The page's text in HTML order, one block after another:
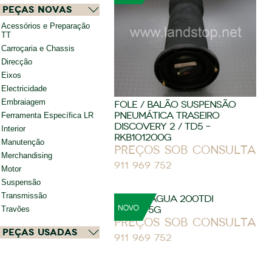
Peças Novas
Acessórios e Preparação
TT
Carroçaria e Chassis
Direcção
Eixos
Electricidade
Embraiagem
Ferramenta Específica LR
Interior
Manutenção
Merchandising
Motor
Suspensão
Transmissão
Travões
Peças Usadas
FOLE / BALÃO SUSPENSÃO
PNEUMÁTICA TRASEIRO
DISCOVERY 2 / TD5 –
RKB101200G
Preços sob consulta
911 969 752
BOMBA ÁGUA 200TDI
RTC6395G
Preços sob consulta
911 969 752